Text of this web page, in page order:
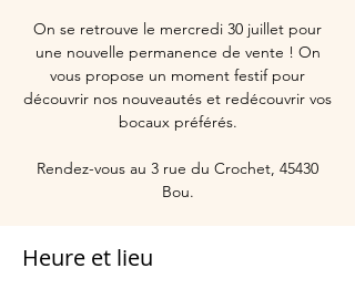
On se retrouve le mercredi 30 juillet pour
une nouvelle permanence de vente ! On
vous propose un moment festif pour
découvrir nos nouveautés et redécouvrir vos
bocaux préférés.
Rendez-vous au 3 rue du Crochet, 45430
Bou.
Heure et lieu